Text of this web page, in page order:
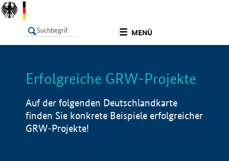
MENÜ
LISTE Info
Erfolgreiche GRW-Projekte
Auf der folgenden Deutschlandkarte
finden Sie konkrete Beispiele erfolgreicher
GRW-Projekte!